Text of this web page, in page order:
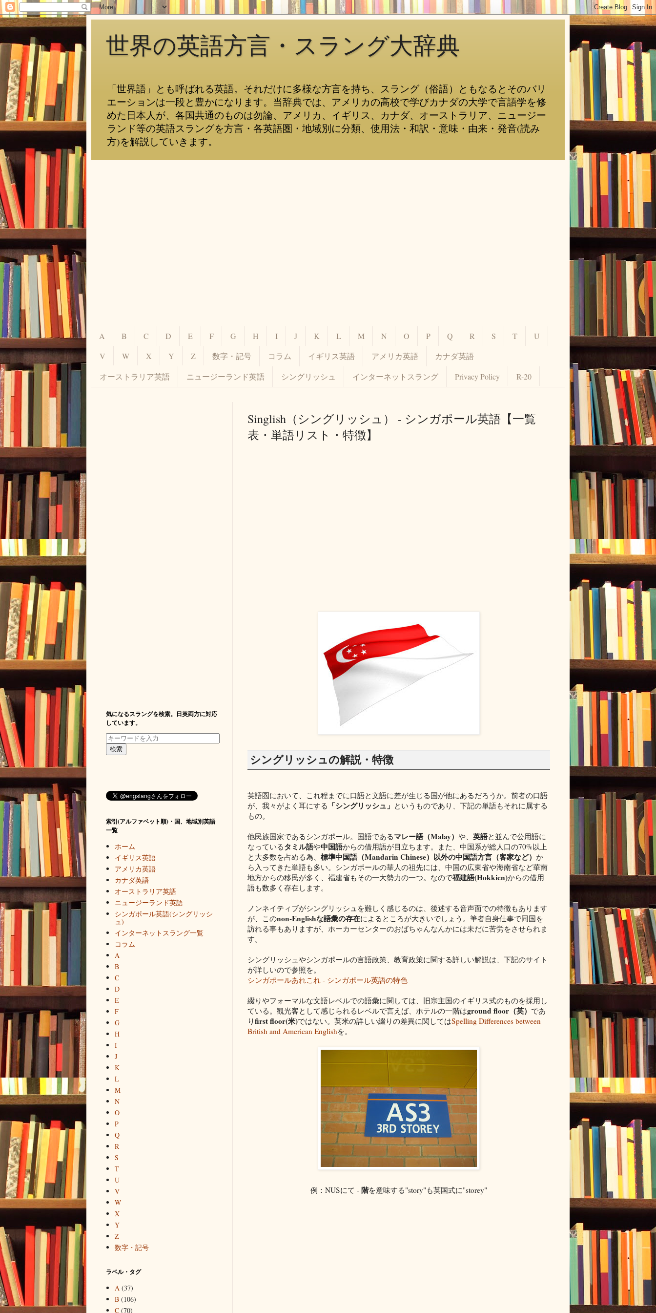
世界の英語方言・スラング大辞典
「世界語」とも呼ばれる英語。それだけに多様な方言を持ち、スラング（俗語）ともなるとそのバリ
エーションは一段と豊かになります。当辞典では、アメリカの高校で学びカナダの大学で言語学を修
めた日本人が、各国共通のものは勿論、アメリカ、イギリス、カナダ、オーストラリア、ニュージー
ランド等の英語スラングを方言・各英語圏・地域別に分類、使用法・和訳・意味・由来・発音(読み
方)を解説していきます。
A B C D E F G H I J K L M N O P Q R S T
U
V
W X Y Z 数字・記号 コラム イギリス英語 アメリカ英語 カナダ英語
オーストラリア英語 ニュージーランド英語 シングリッシュ インターネットスラング Privacy Policy R-20
Singlish（シングリッシュ） - シンガポール英語【一覧
表・単語リスト・特徴】
シングリッシュの解説・特徴
英語圏において、これ程までに口語と文語に差が生じる国が他にあるだろうか。前者の口語
が、我々がよく耳にする 「シングリッシュ」 というものであり、下記の単語もそれに属する
もの。
他民族国家であるシンガポール。国語であるマレー語（Malay） や、 英語と並んで公用語に
なっているタミル語や中国語からの借用語が目立ちます。また、中国系が総人口の70%以上
と大多数を占める為、 標準中国語（Mandarin Chinese）以外の中国語方言（客家など） か
ら入ってきた単語も多い。シンガポールの華人の祖先には、中国の広東省や海南省など華南
地方からの移民が多く、福建省もその一大勢力の一つ。なので福建語(Hokkien)からの借用
語も数多く存在します。
ノンネイティブがシングリッシュを難しく感じるのは、後述する音声面での特徴もあります
が、このnon-Englishな語彙の存在によるところが大きいでしょう。筆者自身仕事で同国を
訪れる事もありますが、ホーカーセンターのおばちゃんなんかには未だに苦労をさせられま
す。
シングリッシュやシンガポールの言語政策、教育政策に関する詳しい解説は、下記のサイト
が詳しいので参照を。
シンガポールあれこれ - シンガポール英語の特色
綴りやフォーマルな文語レベルでの語彙に関しては、旧宗主国のイギリス式のものを採用し
ている。観光客として感じられるレベルで言えば、ホテルの一階はground floor（英） であ
りfirst floor(米)ではない。英米の詳しい綴りの差異に関してはSpelling Differences between
British and American Englishを。
例：NUSにて - 階を意味する"story"も英国式に"storey"
気になるスラングを検索。日英両方に対応
しています。
索引(アルファベット順)・国、地域別英語
一覧
ホーム
イギリス英語
アメリカ英語
カナダ英語
オーストラリア英語
ニュージーランド英語
シンガポール英語(シングリッシ
ュ)
インターネットスラング一覧
コラム
A
B
C
D
E
F
G
H
I
J
K
L
M
N
O
P
Q
R
S
T
U
V
W
X
Y
Z
数字・記号
ラベル・タグ
A (37)
B (106)
C (70)